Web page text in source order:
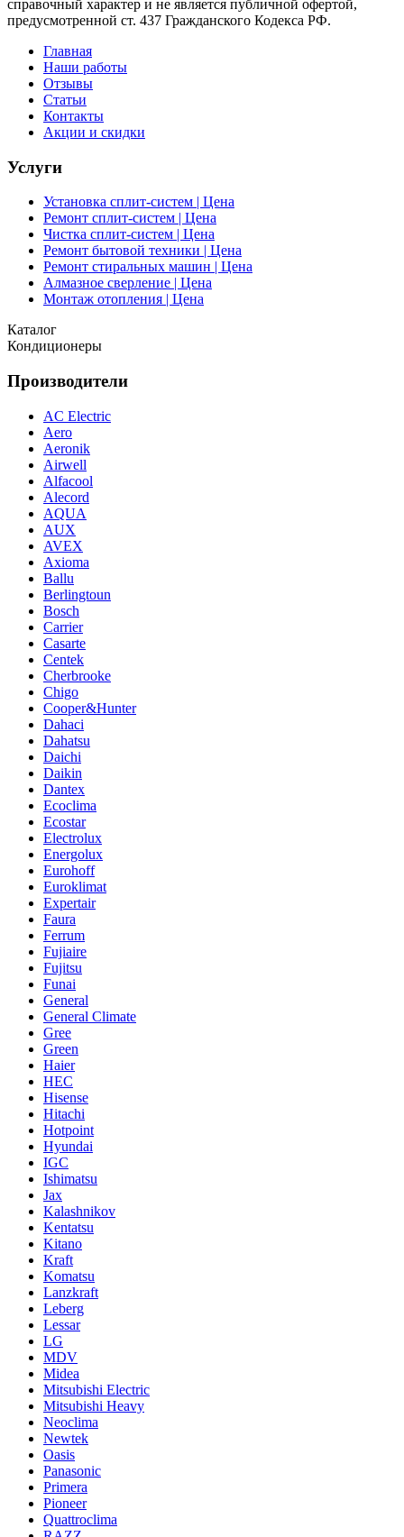
справочный характер и не является публичной офертой,
предусмотренной ст. 437 Гражданского Кодекса РФ.
Главная
Наши работы
Отзывы
Статьи
Контакты
Акции и скидки
Услуги
Установка сплит-систем | Цена
Ремонт сплит-систем | Цена
Чистка сплит-систем | Цена
Ремонт бытовой техники | Цена
Ремонт стиральных машин | Цена
Алмазное сверление | Цена
Монтаж отопления | Цена
Каталог
Кондиционеры
Производители
AC Electric
Aero
Aeronik
Airwell
Alfacool
Alecord
AQUA
AUX
AVEX
Axioma
Ballu
Berlingtoun
Bosch
Carrier
Casarte
Centek
Cherbrooke
Chigo
Cooper&Hunter
Dahaci
Dahatsu
Daichi
Daikin
Dantex
Ecoclima
Ecostar
Electrolux
Energolux
Eurohoff
Euroklimat
Expertair
Faura
Ferrum
Fujiaire
Fujitsu
Funai
General
General Climate
Gree
Green
Haier
HEC
Hisense
Hitachi
Hotpoint
Hyundai
IGC
Ishimatsu
Jax
Kalashnikov
Kentatsu
Kitano
Kraft
Komatsu
Lanzkraft
Leberg
Lessar
LG
MDV
Midea
Mitsubishi Electric
Mitsubishi Heavy
Neoclima
Newtek
Oasis
Panasonic
Primera
Pioneer
Quattroclima